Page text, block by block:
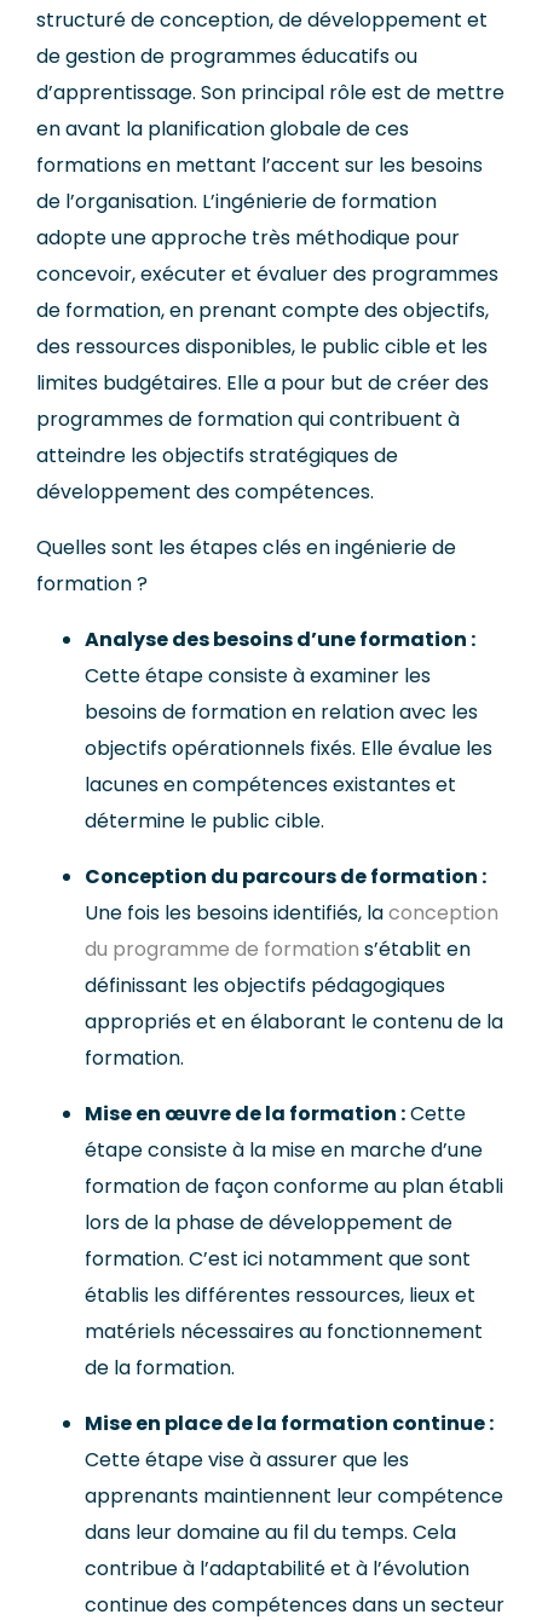
structuré de conception, de développement et
de gestion de programmes éducatifs ou
d’apprentissage. Son principal rôle est de mettre
en avant la planification globale de ces
formations en mettant l’accent sur les besoins
de l’organisation. L’ingénierie de formation
adopte une approche très méthodique pour
concevoir, exécuter et évaluer des programmes
de formation, en prenant compte des objectifs,
des ressources disponibles, le public cible et les
limites budgétaires. Elle a pour but de créer des
programmes de formation qui contribuent à
atteindre les objectifs stratégiques de
développement des compétences.
Quelles sont les étapes clés en ingénierie de
formation ?
Analyse des besoins d’une formation :
Cette étape consiste à examiner les
besoins de formation en relation avec les
objectifsopérationnels fixés. Elle évalue les
lacunes en compétences existantes et
détermine le public cible.
Conception du parcours de formation :
Une fois les besoins identifiés, laconception
du programme de formation s’établit en
définissant les objectifs pédagogiques
appropriéset en élaborant le contenu de la
formation.
Mise en œuvre de la formation :Cette
étape consiste à la mise en marche d’une
formation de façon conforme au plan établi
lors de la phase de développement de
formation. C’est ici notamment que sont
établis les différentes ressources, lieux et
matériels nécessaires au fonctionnement
de la formation.
Mise en place de la formation continue :
Cette étape vise à assurer que les
apprenants maintiennent leur compétence
dans leur domaine au fil du temps. Cela
contribue à l’adaptabilité et à l’évolution
continue des compétences dans un secteur